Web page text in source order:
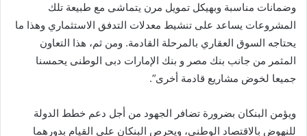
وضمانات مناسبة وبهيكل تمويل مرن يتماشى مع طبيعة تلك
المشروعات يساعد على تنشيط معدلات التدفق الاستثماري وهذا ما
يحتاجه السوق العقاري بالمرحلة القادمة. ومن ثم، هذا التعاون
المثمر من جانب بنك مصر و بنك الإمارات دبى الوطنى يحمسنا
جميعا لخوض مشاريع قادمة أخرى”.
ويؤمن البنكان بضرورة تضافر الجهود من أجل دعم خطط الدولة
للنهوض بالاقتصاد الوطني، ويحرص البنكان على القيام بدورهما